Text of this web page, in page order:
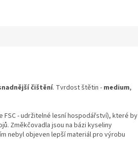
čištění. Tvrdost štětin - medium,
FSC - udržitelné lesní hospodářství), které by
Změkčovadla jsou na bázi kyseliny
nebyl objeven lepší materiál pro výrobu